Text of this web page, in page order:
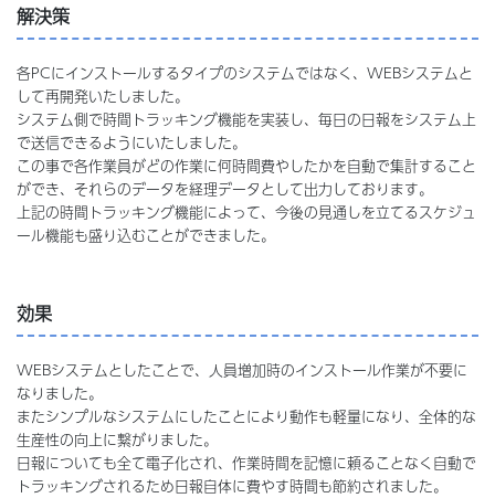
解決策
各PCにインストールするタイプのシステムではなく、WEBシステムと
して再開発いたしました。
システム側で時間トラッキング機能を実装し、毎日の日報をシステム上
で送信できるようにいたしました。
この事で各作業員がどの作業に何時間費やしたかを自動で集計すること
ができ、それらのデータを経理データとして出力しております。
上記の時間トラッキング機能によって、今後の見通しを立てるスケジュ
ール機能も盛り込むことができました。
効果
WEBシステムとしたことで、人員増加時のインストール作業が不要に
なりました。
またシンプルなシステムにしたことにより動作も軽量になり、全体的な
生産性の向上に繋がりました。
日報についても全て電子化され、作業時間を記憶に頼ることなく自動で
トラッキングされるため日報自体に費やす時間も節約されました。